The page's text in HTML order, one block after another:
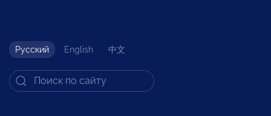
Русский English 中文